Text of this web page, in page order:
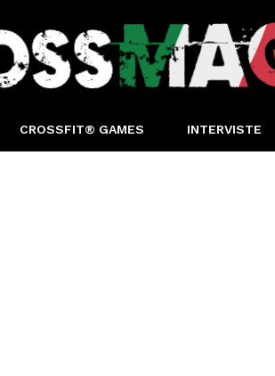
CROSSFIT® GAMES INTERVISTE